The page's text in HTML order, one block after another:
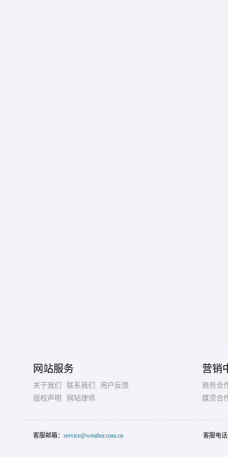
网站服务
关于我们 联系我们
用户反馈
版权声明
网站律师
营销
商务合
媒资合
客服邮箱： service@weather.com.cn 客服电